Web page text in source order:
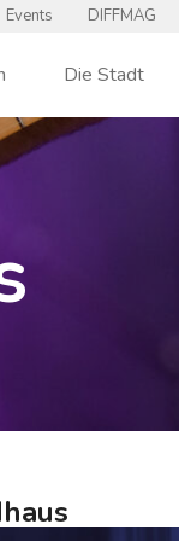
Events DIFFMAG
Die Stadt